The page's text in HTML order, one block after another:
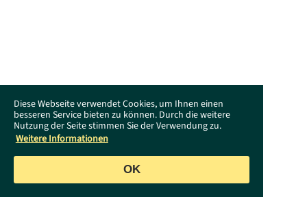
Diese Webseite verwendet Cookies, um Ihnen einen
besseren Service bieten zu können. Durch die weitere
Nutzung der Seite stimmen Sie der Verwendung zu.
Weitere Informationen
OK